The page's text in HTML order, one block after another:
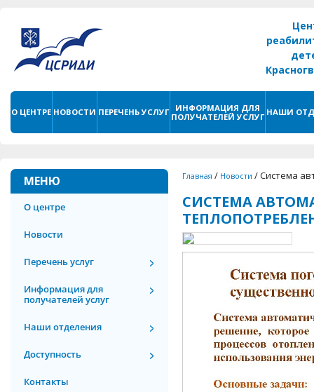
О ЦЕНТРЕ НОВОСТИ ПЕРЕЧЕНЬ УСЛУГ
ИНФОРМАЦИЯ ДЛЯ
ПОЛУЧАТЕЛЕЙ УСЛУГ НАШИ
МЕНЮ
О центре
Новости
Перечень услуг
Информация для
получателей услуг
Наши отделения
Доступность
Контакты
Главная / Новости /Система
СИСТЕМА